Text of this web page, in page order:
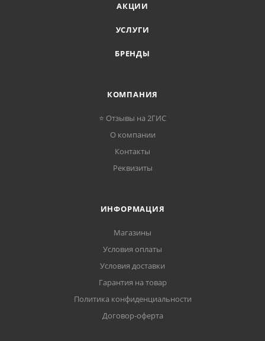
АКЦИИ
УСЛУГИ
БРЕНДЫ
КОМПАНИЯ
⭐ Отзывы на 2ГИС
О компании
Контакты
Реквизиты
ИНФОРМАЦИЯ
Магазины
Условия оплаты
Условия доставки
Гарантия на товар
Политика конфиденциальности
Договор-оферта